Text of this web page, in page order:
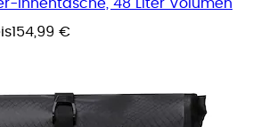
Innentasche, 48 Liter Volumen
154,99 €